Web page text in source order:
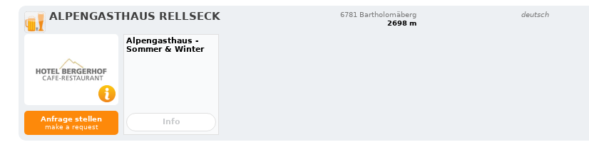
ALPENGASTHAUS RELLSECK
6781 Bartholomäberg
2698 m
deutsch
Anfrage stellen
make a request
Alpengasthaus -
Sommer & Winter
Info